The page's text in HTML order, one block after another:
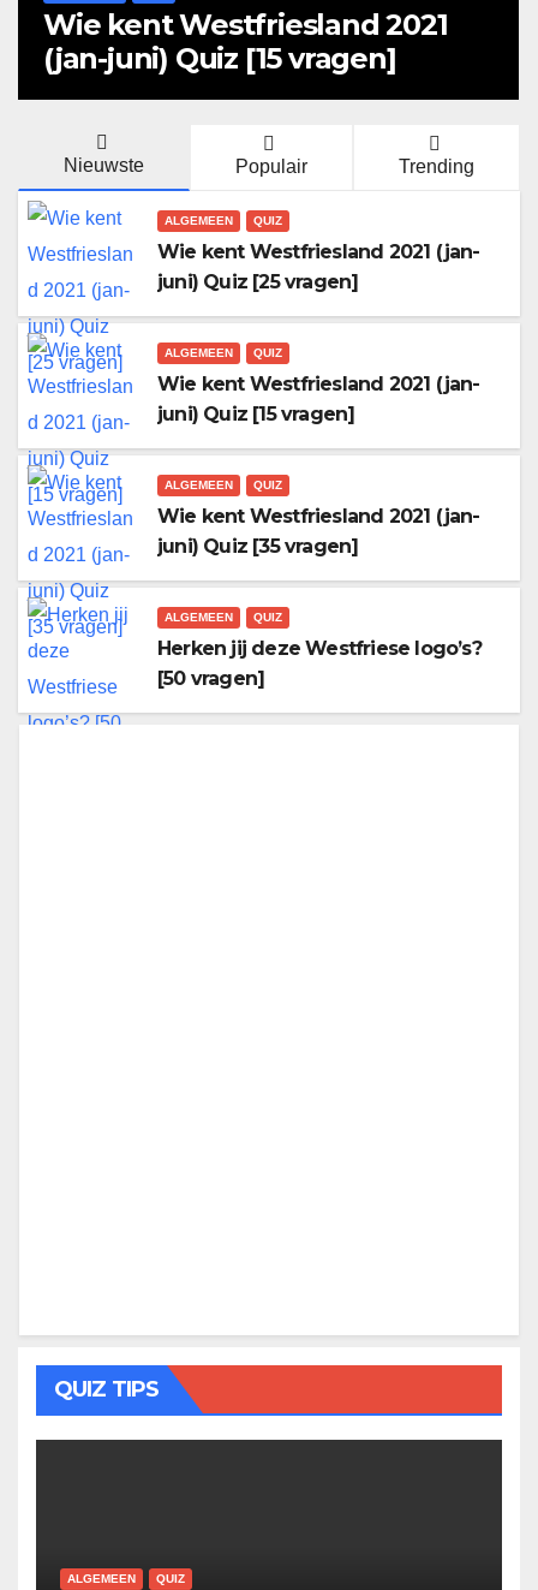
Wie kent Westfriesland 2021
(jan-juni) Quiz [15 vragen]
Nieuwste Populair Trending
ALGEMEEN QUIZ
Wie kent Westfriesland 2021 (jan-
juni) Quiz [25 vragen]
ALGEMEEN QUIZ
Wie kent Westfriesland 2021 (jan-
juni) Quiz [15 vragen]
ALGEMEEN QUIZ
Wie kent Westfriesland 2021 (jan-
juni) Quiz [35 vragen]
ALGEMEEN QUIZ
Herken jij deze Westfriese logo’s?
[50 vragen]
QUIZ TIPS
ALGEMEEN QUIZ